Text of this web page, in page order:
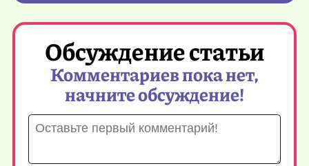
Обсуждение статьи
Комментариев пока нет,
начните обсуждение!